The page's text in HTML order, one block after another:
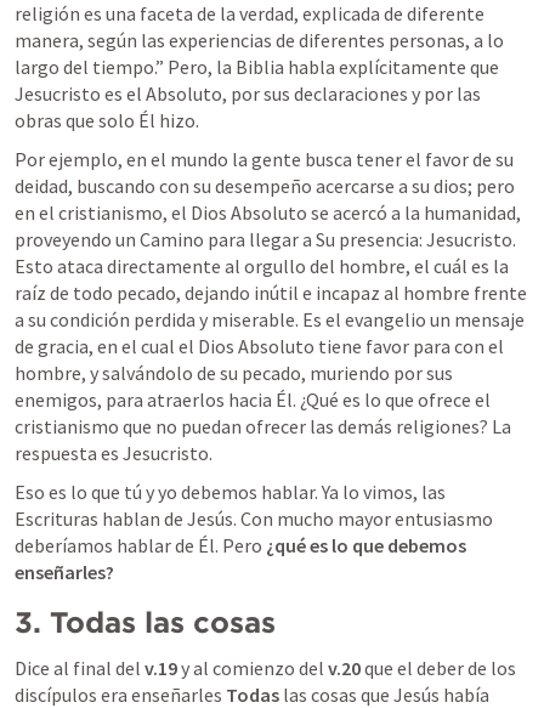
religión es una faceta de la verdad, explicada de diferente
manera, según las experiencias de diferentes personas, a lo
largo del tiempo.” Pero, la Biblia habla explícitamente que
Jesucristo es el Absoluto, por sus declaraciones y por las
obras que solo Él hizo.
Por ejemplo, en el mundo la gente busca tener el favor de su
deidad, buscando con su desempeño acercarse a su dios; pero
en el cristianismo, el Dios Absoluto se acercó a la humanidad,
proveyendo un Camino para llegar a Su presencia: Jesucristo.
Esto ataca directamente al orgullo del hombre, el cuál es la
raíz de todo pecado, dejando inútil e incapaz al hombre frente
a su condición perdida y miserable. Es el evangelio un mensaje
de gracia, en el cual el Dios Absoluto tiene favor para con el
hombre, y salvándolo de su pecado, muriendo por sus
enemigos, para atraerlos hacia Él. ¿Qué es lo que ofrece el
cristianismo que no puedan ofrecer las demás religiones? La
respuesta es Jesucristo.
Eso es lo que tú y yo debemos hablar. Ya lo vimos, las
Escrituras hablan de Jesús. Con mucho mayor entusiasmo
deberíamos hablar de Él. Pero ¿qué es lo que debemos
enseñarles?
3. Todas las cosas
Dice al final del v.19 y al comienzo del v.20 que el deber de los
discípulos era enseñarles Todas las cosas que Jesús había